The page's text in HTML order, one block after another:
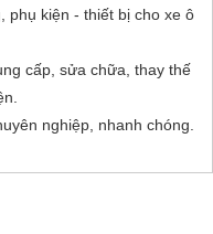
phụ kiện - thiết bị cho xe ô
cấp, sửa chữa, thay thế
nghiệp, nhanh chóng.